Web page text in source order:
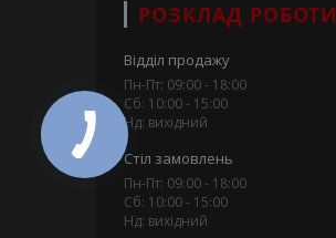
РОЗКЛАД РОБОТИ
Відділ продажу
Пн-Пт: 09:00 - 18:00
Сб: 10:00 - 15:00
Нд: вихідний
Стіл замовлень
Пн-Пт: 09:00 - 18:00
Сб: 10:00 - 15:00
Нд: вихідний